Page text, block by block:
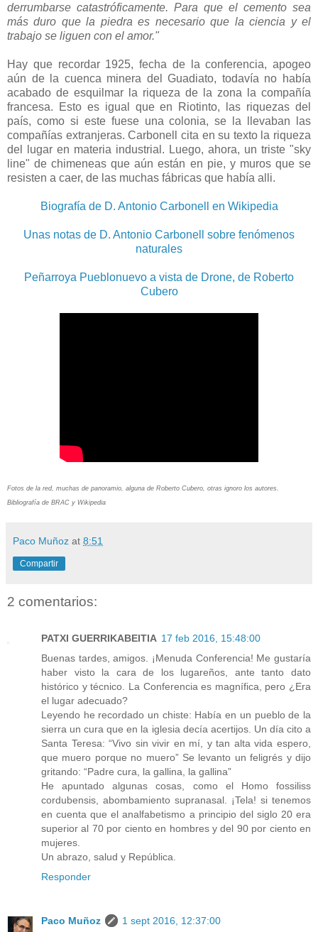
derrumbarse catastróficamente. Para que el cemento sea
más duro que la piedra es necesario que la ciencia y el
trabajo se liguen con el amor."
Hay que recordar 1925, fecha de la conferencia, apogeo
aún de la cuenca minera del Guadiato, todavía no había
acabado de esquilmar la riqueza de la zona la compañía
francesa. Esto es igual que en Riotinto, las riquezas del
país, como si este fuese una colonia, se la llevaban las
compañías extranjeras. Carbonell cita en su texto la riqueza
del lugar en materia industrial. Luego, ahora, un triste "sky
line" de chimeneas que aún están en pie, y muros que se
resisten a caer, de las muchas fábricas que había alli.
Biografía de D. Antonio Carbonell en Wikipedia
Unas notas de D. Antonio Carbonell sobre fenómenos
naturales
Peñarroya Pueblonuevo a vista de Drone, de Roberto
Cubero
Fotos de la red, muchas de panoramio, alguna de Roberto Cubero, otras ignoro los autores.
Bibliografía de BRAC y Wikipedia
Paco Muñoz at 8:51
Compartir
2 comentarios:
PATXI GUERRIKABEITIA 17 feb 2016, 15:48:00
Buenas tardes, amigos. ¡Menuda Conferencia! Me gustaría
haber visto la cara de los lugareños, ante tanto dato
histórico y técnico. La Conferencia es magnífica, pero ¿Era
el lugar adecuado?
Leyendo he recordado un chiste: Había en un pueblo de la
sierra un cura que en la iglesia decía acertijos. Un día cito a
Santa Teresa: “Vivo sin vivir en mí, y tan alta vida espero,
que muero porque no muero” Se levanto un feligrés y dijo
gritando: “Padre cura, la gallina, la gallina”
He apuntado algunas cosas, como el Homo fossiliss
cordubensis, abombamiento supranasal. ¡Tela! si tenemos
en cuenta que el analfabetismo a principio del siglo 20 era
superior al 70 por ciento en hombres y del 90 por ciento en
mujeres.
Un abrazo, salud y República.
Responder
Paco Muñoz
1 sept 2016, 12:37:00